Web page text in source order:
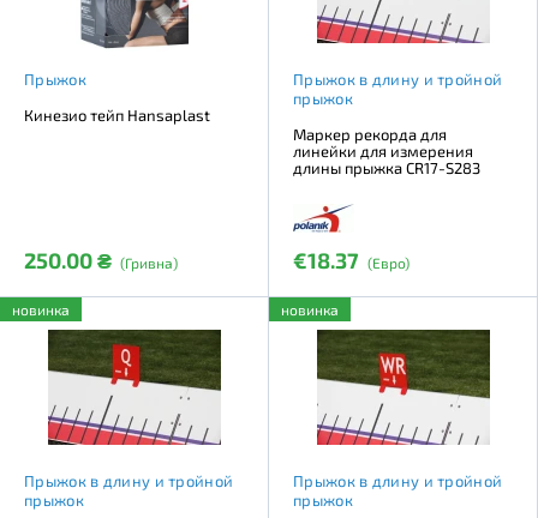
Прыжок
Кинезио тейп Hansaplast
250.00 ₴ (Гривна)
Прыжок в длину и тройной
прыжок
Маркер рекорда для
линейки для измерения
длины прыжка CR17-S283
€18.37 (Евро)
новинка
Прыжок в длину и тройной
прыжок
новинка
Прыжок в длину и тройной
прыжок